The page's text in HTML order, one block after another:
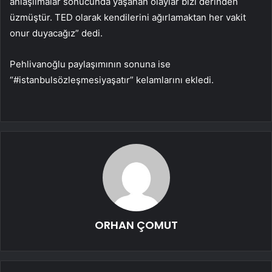
üzmüştür. TED olarak kendilerini ağırlamaktan her vakit
onur duyacağız” dedi.
Pehlivanoğlu paylaşımının sonuna ise
“#istanbulsözleşmesiyaşatır” kelamlarını ekledi.
ORHAN ÇOMUT